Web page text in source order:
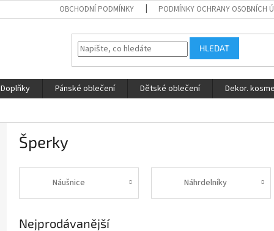
OBCHODNÍ PODMÍNKY PODMÍNKY OCHRANY OSOBNÍCH
HLEDAT
Doplňky Pánské oblečení Dětské oblečení Dekor.
Šperky
Náušnice Náhrdelníky
Nejprodávanější